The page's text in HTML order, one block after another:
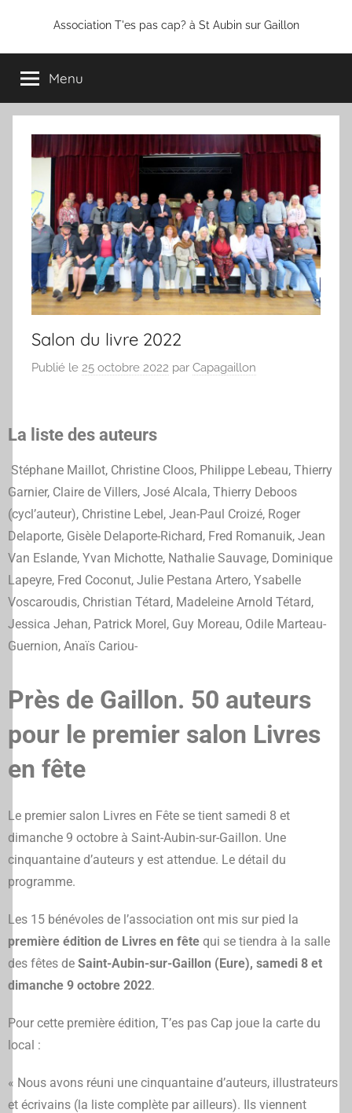
Association T'es pas cap? à St Aubin sur Gaillon
Menu
Salon du livre 2022
Publié le 25 octobre 2022 par Capagaillon
La liste des auteurs
Stéphane Maillot, Christine Cloos, Philippe Lebeau, Thierry
Garnier, Claire de Villers, José Alcala, Thierry Deboos
(cycl’auteur), Christine Lebel, Jean-Paul Croizé, Roger
Delaporte, Gisèle Delaporte-Richard, Fred Romanuik, Jean
Van Eslande, Yvan Michotte, Nathalie Sauvage, Dominique
Lapeyre, Fred Coconut, Julie Pestana Artero, Ysabelle
Voscaroudis, Christian Tétard, Madeleine Arnold Tétard,
Jessica Jehan, Patrick Morel, Guy Moreau, Odile Marteau-
Guernion, Anaïs Cariou-
Près de Gaillon. 50 auteurs
pour le premier salon Livres
en fête
Le premier salon Livres en Fête se tient samedi 8 et
dimanche 9 octobre à Saint-Aubin-sur-Gaillon. Une
cinquantaine d’auteurs y est attendue. Le détail du
programme.
Les 15 bénévoles de l’association ont mis sur pied la
première édition de Livres en fête qui se tiendra à la salle
des fêtes de Saint-Aubin-sur-Gaillon (Eure), samedi 8 et
dimanche 9 octobre 2022.
Pour cette première édition, T’es pas Cap joue la carte du
local :
« Nous avons réuni une cinquantaine d’auteurs, illustrateurs
et écrivains (la liste complète par ailleurs). Ils viennent